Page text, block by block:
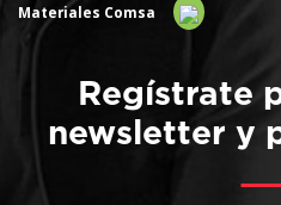
Materiales Comsa
Regístrate
newsletter y